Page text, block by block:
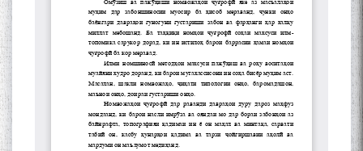
Сухбати навқаламон бо
Муъмин Қаноат\Meeting of
young talents with Mumyin
Kanoat